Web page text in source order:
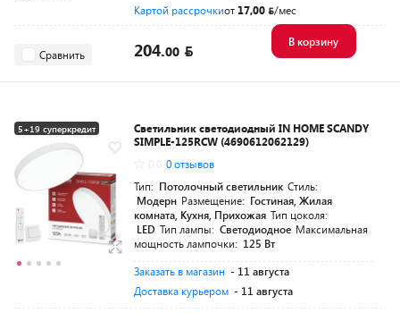
Картой рассрочкиот 17,00 /мес
Сравнить 204.00
В корзину
5+19 суперкредит
Светильник светодиодный IN HOME SCANDY
SIMPLE-125RCW (4690612062129)
0 отзывов
Тип: Потолочный светильник Стиль:
Модерн Размещение: Гостиная, Жилая
комната, Кухня, Прихожая Тип цоколя:
LED Тип лампы: Светодиодное Максимальная
мощность лампочки: 125 Вт
Заказать в магазин - 11 августа
Доставка курьером - 11 августа